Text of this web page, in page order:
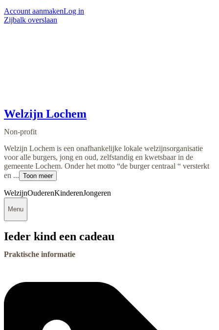
Account aanmakenLog in
Zijbalk overslaan
Welzijn Lochem
Non-profit
Welzijn Lochem is een onafhankelijke lokale welzijnsorganisatie
voor alle burgers, jong en oud, zelfstandig en kwetsbaar in de
gemeente Lochem. Onder het motto “de burger centraal “ versterkt
en ... Toon meer
WelzijnOuderenKinderenJongeren
Menu
Ieder kind een cadeau
Praktische informatie